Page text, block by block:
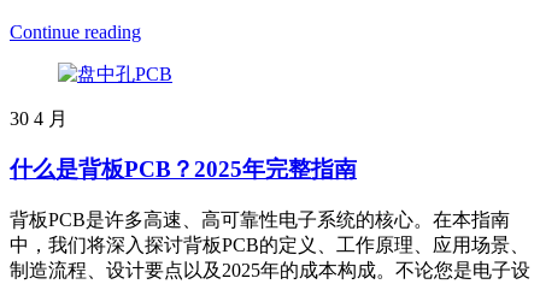
Continue reading
30 4 月
什么是背板PCB？2025年完整指南
背板PCB是许多高速、高可靠性电子系统的核心。在本指南
中，我们将深入探讨背板PCB的定义、工作原理、应用场景、
制造流程、设计要点以及2025年的成本构成。不论您是电子设